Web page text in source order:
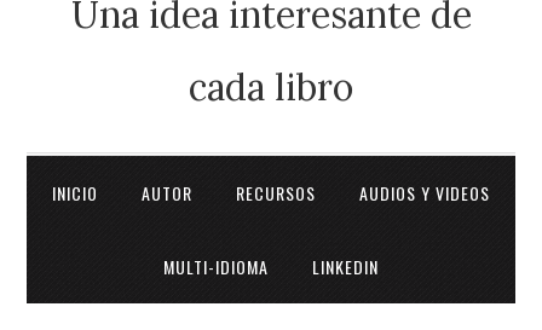
Una idea interesante de
cada libro
INICIO AUTOR RECURSOS AUDIOS Y VIDEOS
MULTI-IDIOMA LINKEDIN